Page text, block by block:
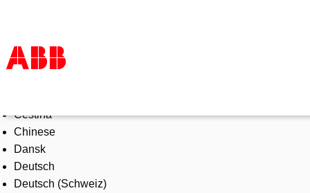
Products & Solutions
Industries
Services
About us
Where to buy
Čeština
Chinese
Dansk
Deutsch
Deutsch (Schweiz)